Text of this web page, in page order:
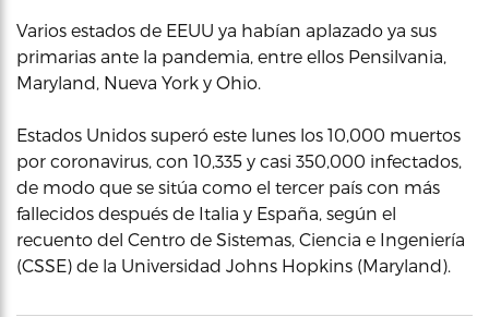
Varios estados de EEUU ya habían aplazado ya sus
primarias ante la pandemia, entre ellos Pensilvania,
Maryland, Nueva York y Ohio.
Estados Unidos superó este lunes los 10,000 muertos
por coronavirus, con 10,335 y casi 350,000 infectados,
de modo que se sitúa como el tercer país con más
fallecidos después de Italia y España, según el
recuento del Centro de Sistemas, Ciencia e Ingeniería
(CSSE) de la Universidad Johns Hopkins (Maryland).